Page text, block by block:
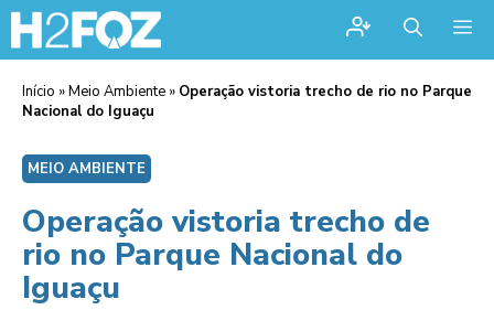
Início »Meio Ambiente » Operação vistoria trecho de rio no Parque
Nacional do Iguaçu
MEIO AMBIENTE
Operação vistoria trecho de
rio no Parque Nacional do
Iguaçu